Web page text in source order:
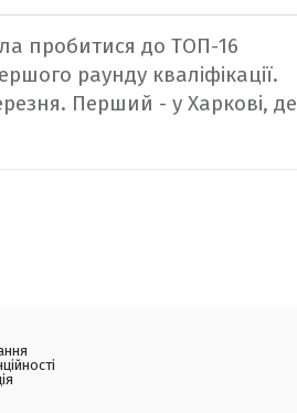
пробитися до ТОП-16
раунду кваліфікації.
Перший - у Харкові, де